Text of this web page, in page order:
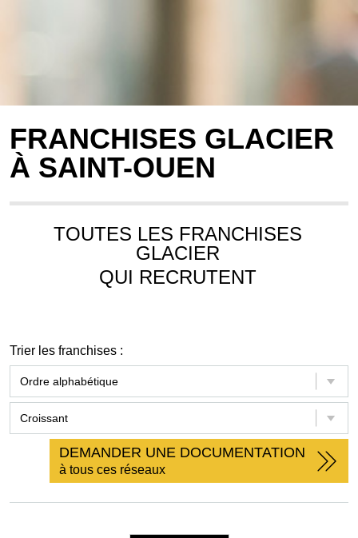
FRANCHISES GLACIER
À SAINT-OUEN
TOUTES LES FRANCHISES
GLACIER
QUI RECRUTENT
Trier les franchises :
DEMANDER UNE DOCUMENTATION
à tous ces réseaux